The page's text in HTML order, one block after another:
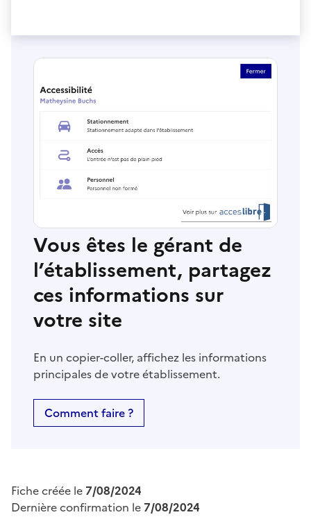
Vous êtes le gérant de
l’établissement, partagez
ces informations sur
votre site
En un copier-coller, affichez les informations
principales de votre établissement.
Comment faire ?
Fiche créée le 7/08/2024
Dernière confirmation le 7/08/2024